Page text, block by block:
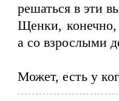
решаться в эти
Щенки, конечно,
а со взрослыми
Может, есть у